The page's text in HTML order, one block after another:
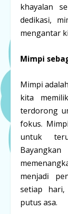
khayalan
dedikasi,
mengantar
Mimpi
Mimpi
kita
terdorong
fokus.
untuk
menjadi
setiap
putus asa.